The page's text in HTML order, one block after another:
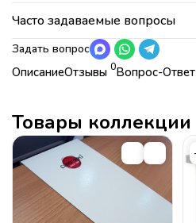
ОписаниеОтзывы 0Вопрос-Ответ
Коллекция
Подставка для ног BD-P9S
Подставка под ноги Comf-Pro будет
полезной для вашего малыша,
и регулируемые стол и стул все
по русту. Ведь если у ребенка,
Часто задаваемые вопросы
Задать вопрос
Товары коллекции